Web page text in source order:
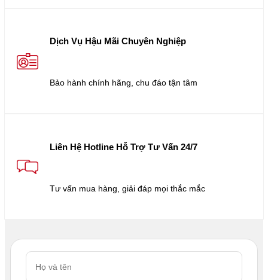
Dịch Vụ Hậu Mãi Chuyên Nghiệp
Bảo hành chính hãng, chu đáo tận tâm
Liên Hệ Hotline Hỗ Trợ Tư Vấn 24/7
Tư vấn mua hàng, giải đáp mọi thắc mắc